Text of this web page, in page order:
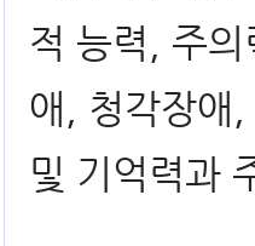
적 능력, 주
애, 청각장애
및 기억력과